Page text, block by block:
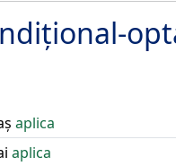
aplica
aplica